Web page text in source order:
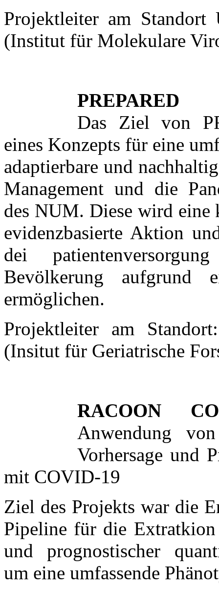
Projektleiter am
(Institut für Molekulare
PREPARED
Das Ziel von
eines Konzepts für eine
adaptierbare und
Management und die
des NUM. Diese wird eine
evidenzbasierte Aktion
dei
Bevölkerung aufgrund
ermöglichen.
Projektleiter am
(Insitut für Geriatrische
RACOON
Anwendung
Vorhersage und
mit COVID-19
Ziel des Projekts war die
Pipeline für die
und prognostischer
um eine umfassende